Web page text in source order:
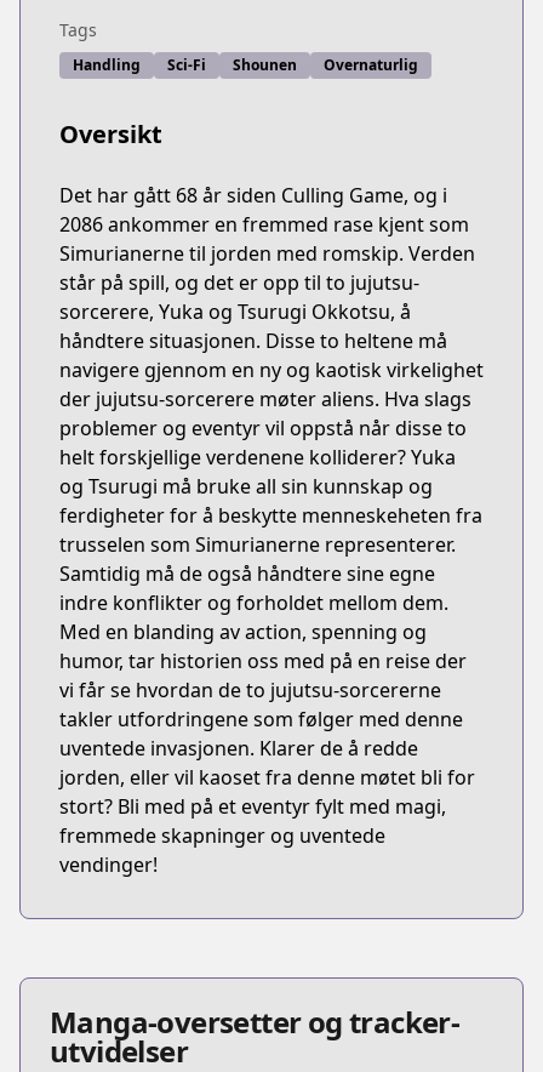
Tags
Handling Sci-Fi Shounen Overnaturlig
Oversikt
Det har gått 68 år siden Culling Game, og i
2086 ankommer en fremmed rase kjent som
Simurianerne til jorden med romskip. Verden
står på spill, og det er opp til to jujutsu-
sorcerere, Yuka og Tsurugi Okkotsu, å
håndtere situasjonen. Disse to heltene må
navigere gjennom en ny og kaotisk virkelighet
der jujutsu-sorcerere møter aliens. Hva slags
problemer og eventyr vil oppstå når disse to
helt forskjellige verdenene kolliderer? Yuka
og Tsurugi må bruke all sin kunnskap og
ferdigheter for å beskytte menneskeheten fra
trusselen som Simurianerne representerer.
Samtidig må de også håndtere sine egne
indre konflikter og forholdet mellom dem.
Med en blanding av action, spenning og
humor, tar historien oss med på en reise der
vi får se hvordan de to jujutsu-sorcererne
takler utfordringene som følger med denne
uventede invasjonen. Klarer de å redde
jorden, eller vil kaoset fra denne møtet bli for
stort? Bli med på et eventyr fylt med magi,
fremmede skapninger og uventede
vendinger!
Manga-oversetter og tracker-
utvidelser